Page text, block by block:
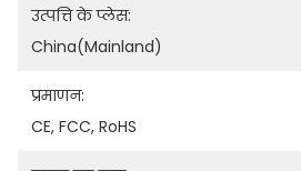
उत्पत्ति के प्लेस:
China(Mainland)
प्रमाणन:
CE, FCC, RoHS